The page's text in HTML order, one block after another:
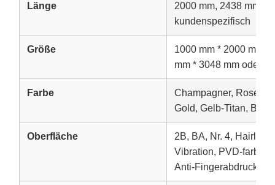
Länge
2000 mm, 2438 mm,
kundenspezifisch
Größe
1000 mm * 2000 mm,
mm * 3048 mm oder
Farbe
Champagner, Rose,
Gold, Gelb-Titan,
Oberfläche
2B, BA, Nr. 4,
Vibration, PVD-
Anti-Fingerabdruck